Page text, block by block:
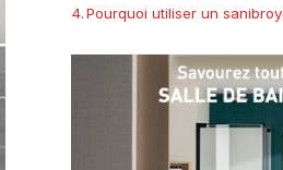
Pourquoi utiliser un